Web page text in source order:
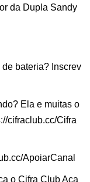
da Dupla Sandy
bateria? Inscrev
Ela e muitas o
cifraclub.cc/Cifra
ApoiarCanal
o Cifra Club Aca